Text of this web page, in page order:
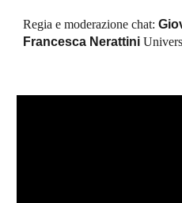
Regia e moderazione chat:
Francesca Nerattini